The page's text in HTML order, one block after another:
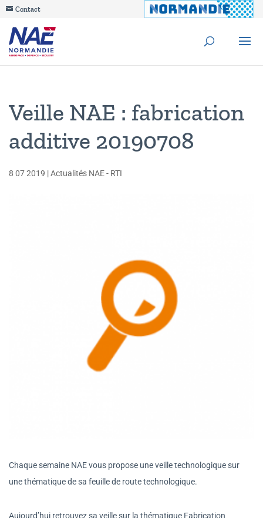
Contact
Veille NAE : fabrication
additive 20190708
8 07 2019 |Actualités NAE - RTI
Chaque semaine NAE vous propose une veille technologique sur
une thématique de sa feuille de route technologique.
Aujourd’hui retrouvez sa veille sur la thématique Fabrication